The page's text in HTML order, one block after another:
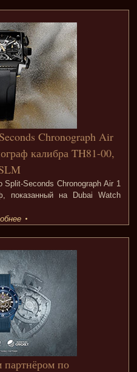
Chronograph Air
калибра TH81-00,
Seconds Chronograph Air 1
показанный на Dubai Watch
партнёром по